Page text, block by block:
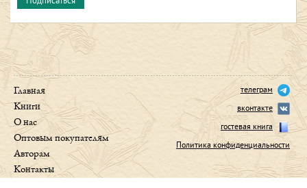
Главная
Книги
О нас
Оптовым покупателям
Авторам
Контакты
телеграм
вконтакте
гостевая книга
Политика конфиденциальности